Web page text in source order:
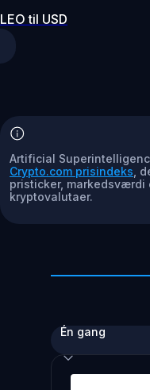
LEO til USD
Artificial
Crypto.com prisindeks ,
pristicker, markedsværdi
kryptovalutaer.
Én gang